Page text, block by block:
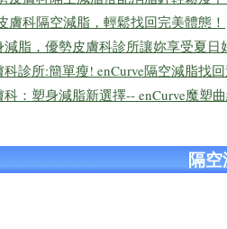
膚科隔空減脂，輕鬆找回完美體態！
脂，優勢皮膚科診所讓妳享受夏日
診所:簡單瘦! enCurve隔空減脂找
：塑身減脂新選擇-- enCurve魔塑
隔